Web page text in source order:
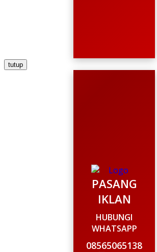
tutup
PASANG
IKLAN
HUBUNGI
WHATSAPP
08565065138